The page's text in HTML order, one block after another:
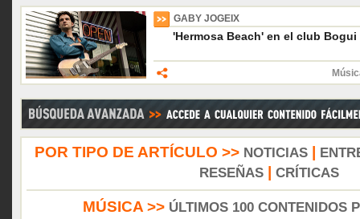
GABY JOGEIX
'Hermosa Beach' en el club Bogui
POR TIPO DE ARTÍCULO >> NOTICIAS|
RESEÑAS| CRÍTICAS
MÚSICA >> ÚLTIMOS 100 CONTENIDOS